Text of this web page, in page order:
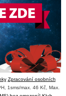
Zpracování osobních
1sms/max. 46 Kč, Max.